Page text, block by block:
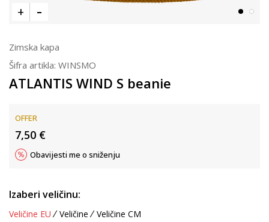
Zimska kapa
Šifra artikla: WINSMO
ATLANTIS WIND S beanie
OFFER
7,50 €
Obavijesti me o sniženju
Izaberi veličinu:
Veličine EU Veličine Veličine CM